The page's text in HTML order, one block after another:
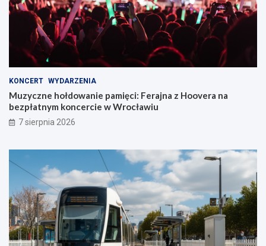
KONCERT WYDARZENIA
Muzyczne hołdowanie pamięci: Ferajna z Hoovera na
bezpłatnym koncercie w Wrocławiu
7 sierpnia 2026